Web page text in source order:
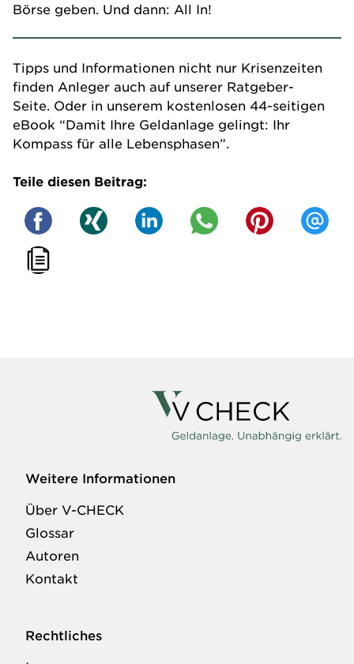
Börse geben. Und dann: All In!
Tipps und Informationen nicht nur Krisenzeiten
finden Anleger auch auf unserer Ratgeber-
Seite. Oder in unserem kostenlosen 44-seitigen
eBook “Damit Ihre Geldanlage gelingt: Ihr
Kompass für alle Lebensphasen”.
Teile diesen Beitrag:
Weitere Informationen
Über V-CHECK
Glossar
Autoren
Kontakt
Rechtliches